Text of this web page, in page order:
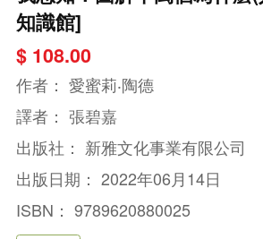
知識館]
$ 108.00
作者： 愛蜜莉‧陶德
譯者： 張碧嘉
出版社： 新雅文化事業有限公司
出版日期： 2022年06月14日
ISBN： 9789620880025